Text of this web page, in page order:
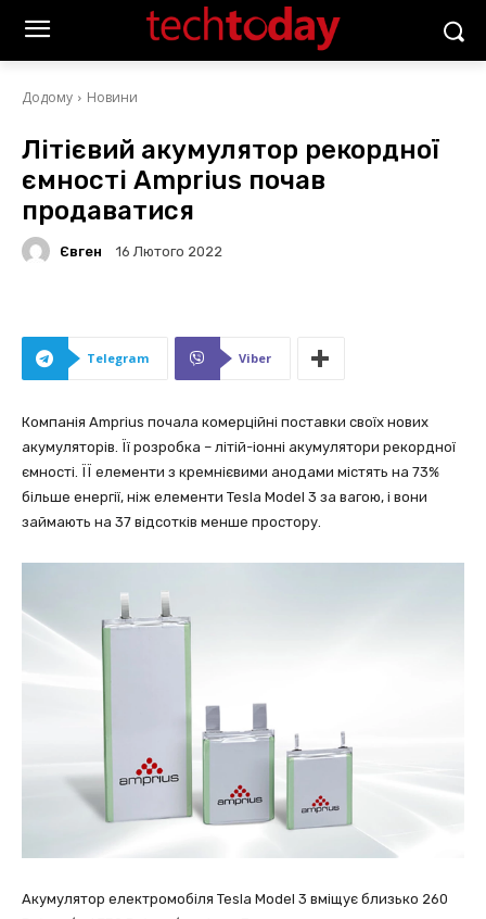
Додому Новини
Літієвий акумулятор рекордної
ємності Amprius почав
продаватися
Євген 16 Лютого 2022
Telegram Viber
Компанія Amprius почала комерційні поставки своїх нових
акумуляторів. Її розробка – літій-іонні акумулятори рекордної
ємності. ЇЇ елементи з кремнієвими анодами містять на 73%
більше енергії, ніж елементи Tesla Model 3 за вагою, і вони
займають на 37 відсотків менше простору.
Акумулятор електромобіля Tesla Model 3 вміщує близько 260